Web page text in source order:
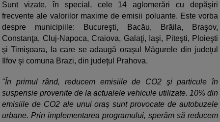
Sunt vizate, în special, cele 14 aglomerări cu depăşiri
frecvente ale valorilor maxime de emisii poluante. Este vorba
despre municipiile: Bucureşti, Bacău, Brăila, Braşov,
Constanţa, Cluj-Napoca, Craiova, Galaţi, Iaşi, Piteşti, Ploieşti
şi Timişoara, la care se adaugă oraşul Măgurele din judeţul
Ilfov şi comuna Brazi, din judeţul Prahova.
"În primul rând, reducem emisiile de CO2 şi particule în
suspensie provenite de la actualele vehicule utilizate. 10% din
emisiile de CO2 ale unui oraş sunt provocate de autobuzele
urbane. Prin implementarea programului, sperăm să reducem